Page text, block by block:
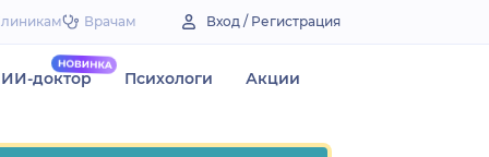
Врачам Вход / Регистрация
ИИ-доктор Психологи Акции